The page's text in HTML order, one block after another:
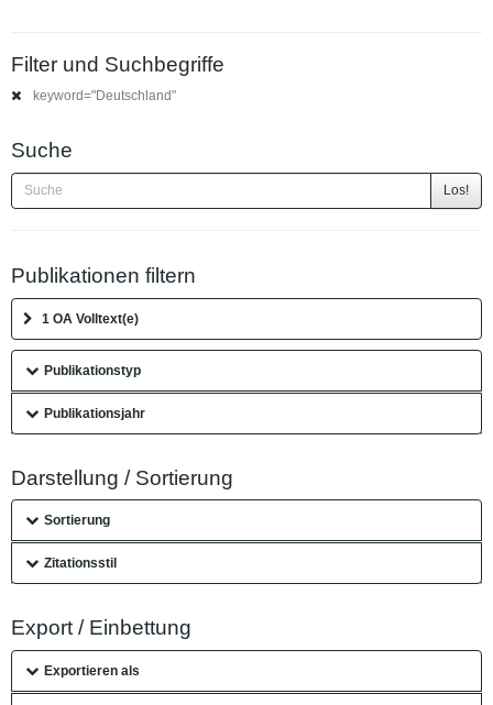
Filter und Suchbegriffe
keyword="Deutschland"
Suche
Los!
Publikationen filtern
1 OA Volltext(e)
Publikationstyp
Publikationsjahr
Darstellung / Sortierung
Sortierung
Zitationsstil
Export / Einbettung
Exportieren als